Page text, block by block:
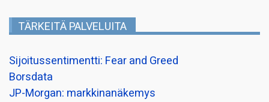
TÄRKEITÄ PALVELUITA
Sijoitussentimentti: Fear and Greed
Borsdata
JP-Morgan: markkinanäkemys